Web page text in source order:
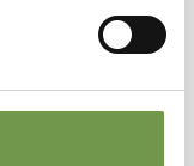
το κοινό